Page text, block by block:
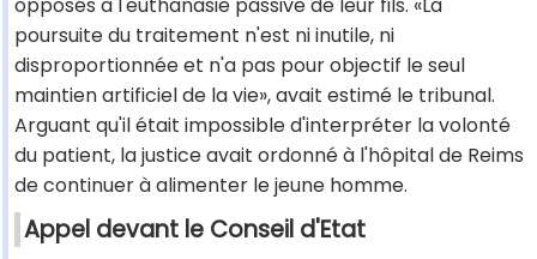
poursuite du traitement n'est ni inutile, ni
disproportionnée et n'a pas pour objectif le seul
maintien artificiel de la vie», avait estimé le tribunal.
Arguant qu'il était impossible d'interpréter la volonté
du patient, la justice avait ordonné à l'hôpital de Reims
de continuer à alimenter le jeune homme.
Appel devant le Conseil d'Etat